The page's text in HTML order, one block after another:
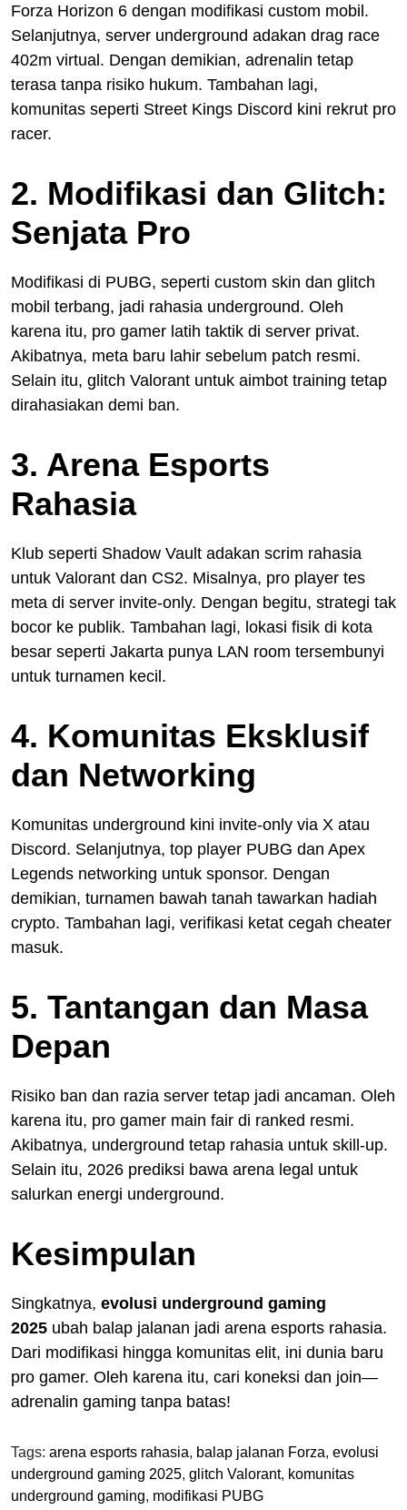
Forza Horizon 6 dengan modifikasi custom mobil.
Selanjutnya, server underground adakan drag race
402m virtual. Dengan demikian, adrenalin tetap
terasa tanpa risiko hukum. Tambahan lagi,
komunitas seperti Street Kings Discord kini rekrut pro
racer.
2. Modifikasi dan Glitch:
Senjata Pro
Modifikasi di PUBG, seperti custom skin dan glitch
mobil terbang, jadi rahasia underground. Oleh
karena itu, pro gamer latih taktik di server privat.
Akibatnya, meta baru lahir sebelum patch resmi.
Selain itu, glitch Valorant untuk aimbot training tetap
dirahasiakan demi ban.
3. Arena Esports
Rahasia
Klub seperti Shadow Vault adakan scrim rahasia
untuk Valorant dan CS2. Misalnya, pro player tes
meta di server invite-only. Dengan begitu, strategi tak
bocor ke publik. Tambahan lagi, lokasi fisik di kota
besar seperti Jakarta punya LAN room tersembunyi
untuk turnamen kecil.
4. Komunitas Eksklusif
dan Networking
Komunitas underground kini invite-only via X atau
Discord. Selanjutnya, top player PUBG dan Apex
Legends networking untuk sponsor. Dengan
demikian, turnamen bawah tanah tawarkan hadiah
crypto. Tambahan lagi, verifikasi ketat cegah cheater
masuk.
5. Tantangan dan Masa
Depan
Risiko ban dan razia server tetap jadi ancaman. Oleh
karena itu, pro gamer main fair di ranked resmi.
Akibatnya, underground tetap rahasia untuk skill-up.
Selain itu, 2026 prediksi bawa arena legal untuk
salurkan energi underground.
Kesimpulan
Singkatnya, evolusi underground gaming
2025 ubah balap jalanan jadi arena esports rahasia.
Dari modifikasi hingga komunitas elit, ini dunia baru
pro gamer. Oleh karena itu, cari koneksi dan join—
adrenalin gaming tanpa batas!
Tags: arena esports rahasia, balap jalanan Forza, evolusi
underground gaming 2025, glitch Valorant, komunitas
underground gaming, modifikasi PUBG